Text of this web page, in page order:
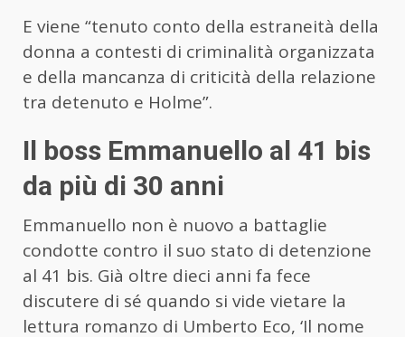
E viene “tenuto conto della estraneità della
donna a contesti di criminalità organizzata
e della mancanza di criticità della relazione
tra detenuto e Holme”.
Il boss Emmanuello al 41 bis
da più di 30 anni
Emmanuello non è nuovo a battaglie
condotte contro il suo stato di detenzione
al 41 bis. Già oltre dieci anni fa fece
discutere di sé quando si vide vietare la
lettura romanzo di Umberto Eco, ‘Il nome